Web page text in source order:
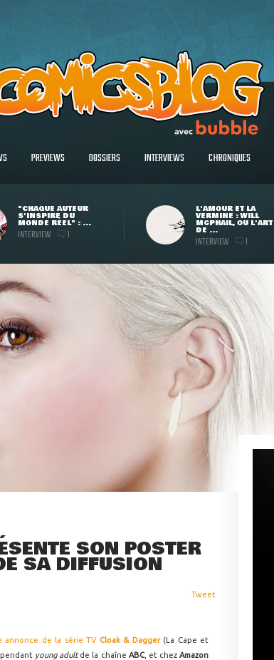
PREVIEWS DOSSIERS INTERVIEWS CHRONIQUES
"CHAQUE AUTEUR
S'INSPIRE DU
MONDE RÉEL" : ...
INTERVIEW 1
L'AMOUR ET LA
VERMINE : WILL
MCPHAIL, OU L'ART
DE ...
INTERVIEW 1
SON POSTER
SA DIFFUSION
Tweet
annonce de la série TV Cloak & Dagger(La Cape et
young adultde la chaîne ABC, et chezAmazon